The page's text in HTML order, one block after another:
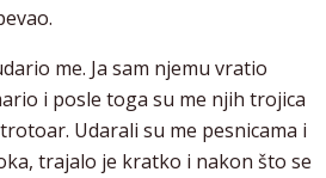
me. Ja sam njemu vratio
i posle toga su me njih trojica
Udarali su me pesnicama i
trajalo je kratko i nakon što se